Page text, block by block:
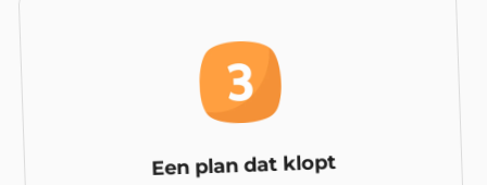
Een plan dat klopt